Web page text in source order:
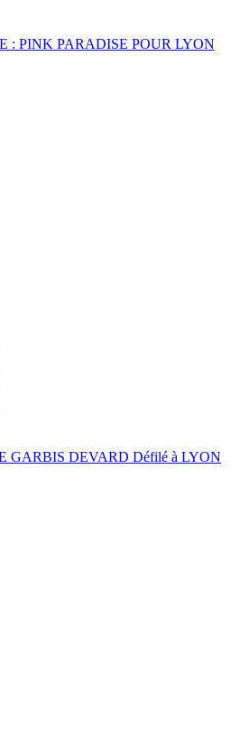
: PINK PARADISE POUR LYON
GARBIS DEVARD Défilé à LYON